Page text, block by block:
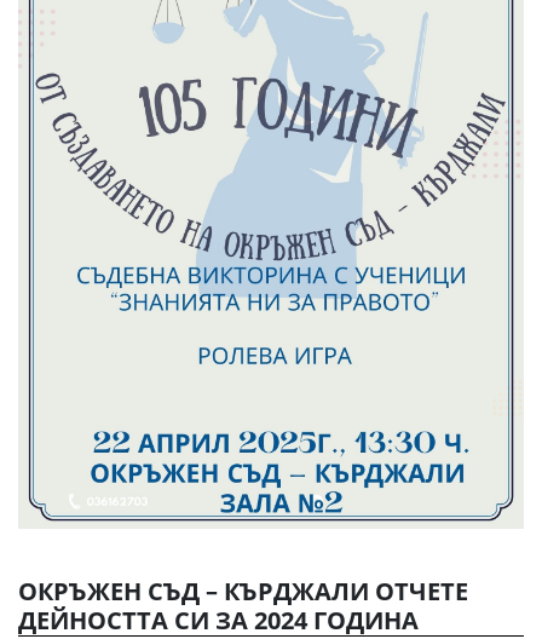
ОКРЪЖЕН СЪД – КЪРДЖАЛИ ОТЧЕТЕ
ДЕЙНОСТТА СИ ЗА 2024 ГОДИНА